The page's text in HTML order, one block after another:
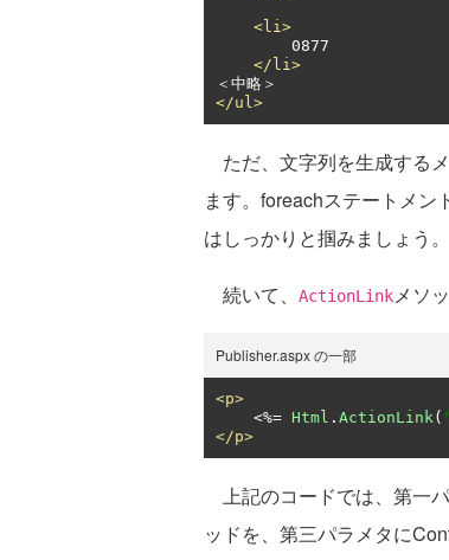
<li>
</li>
</ul>
ただ、文字列を生成する
ます。foreachステートメ
はしっかりと掴みましょう。
続いて、 ActionLinkメソ
Publisher.aspx の一部
<p>
<%= Html . ActionLink(
</p>
上記のコードでは、第一
ッドを、第三パラメタに